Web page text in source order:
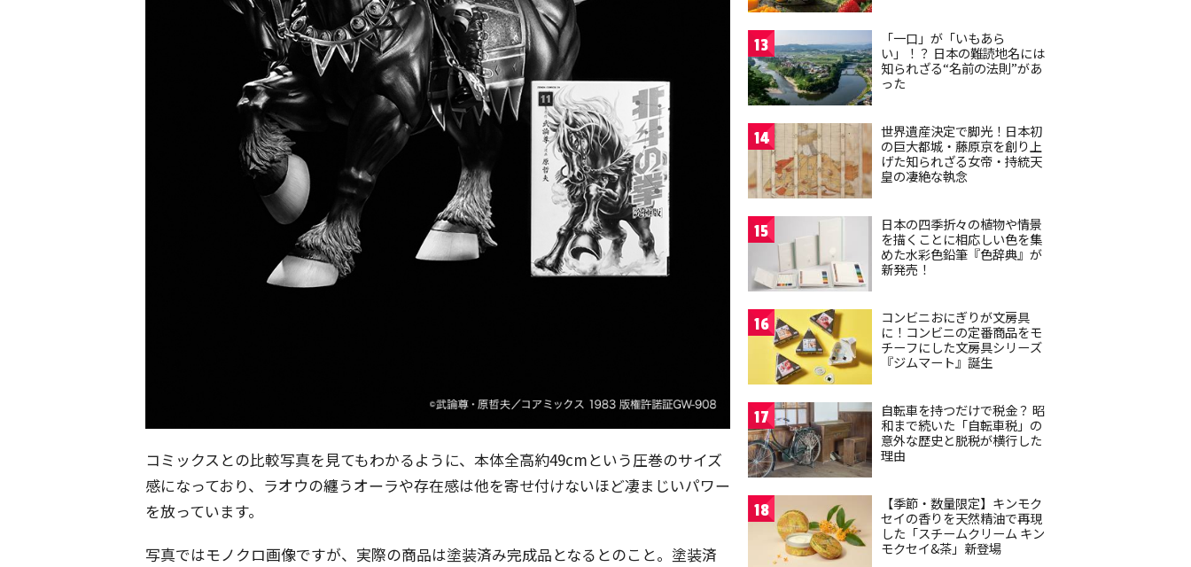
コミックスとの比較写真を見てもわかるように、本体全高約49cmという圧巻のサイズ
感になっており、ラオウの纏うオーラや存在感は他を寄せ付けないほど凄まじいパワー
を放っています。
写真ではモノクロ画像ですが、実際の商品は塗装済み完成品となるとのこと。塗装済
13
「一口」が「いもあら
い」！？ 日本の難読地名には
知られざる“名前の法則”があ
った
14
世界遺産決定で脚光！日本初
の巨大都城・藤原京を創り上
げた知られざる女帝・持統天
皇の凄絶な執念
15
日本の四季折々の植物や情景
を描くことに相応しい色を集
めた水彩色鉛筆『色辞典』が
新発売！
16
コンビニおにぎりが文房具
に！コンビニの定番商品をモ
チーフにした文房具シリーズ
『ジムマート』誕生
17
自転車を持つだけで税金？ 昭
和まで続いた「自転車税」の
意外な歴史と脱税が横行した
理由
18
【季節・数量限定】キンモク
セイの香りを天然精油で再現
した「スチームクリーム キン
モクセイ&茶」新登場